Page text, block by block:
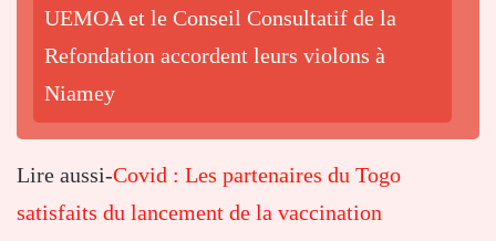
UEMOA et le Conseil Consultatif de la
Refondation accordent leurs violons à
Niamey
Lire aussi-Covid : Les partenaires du Togo
satisfaits du lancement de la vaccination